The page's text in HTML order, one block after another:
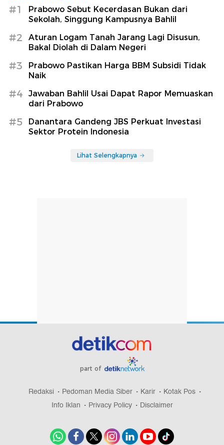
#1
Prabowo Sebut Kecerdasan Bukan dari
Sekolah, Singgung Kampusnya Bahlil
#2
Aturan Logam Tanah Jarang Lagi Disusun,
Bakal Diolah di Dalam Negeri
#3
Prabowo Pastikan Harga BBM Subsidi Tidak
Naik
#4
Jawaban Bahlil Usai Dapat Rapor Memuaskan
dari Prabowo
#5
Danantara Gandeng JBS Perkuat Investasi
Sektor Protein Indonesia
Lihat Selengkapnya
part of
Redaksi Pedoman Media Siber Karir
Kotak Pos
Info Iklan
Privacy Policy Disclaimer